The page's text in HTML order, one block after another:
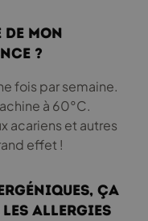
mon
?
fois par semaine.
à 60°C.
acariens et autres
effet !
ça
les allergies